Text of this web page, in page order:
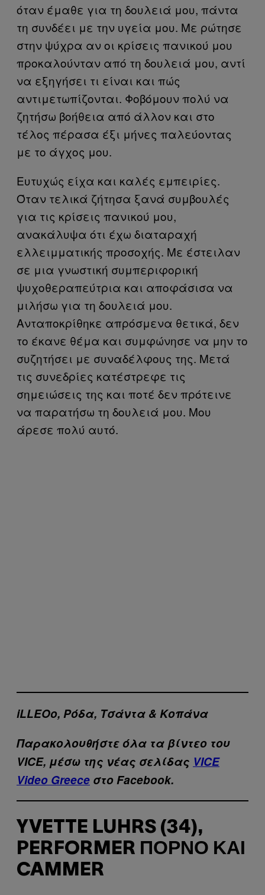
όταν έμαθε για τη δουλειά μου, πάντα
τη συνδέει με την υγεία μου. Με ρώτησε
στην ψύχρα αν οι κρίσεις πανικού μου
προκαλούνταν από τη δουλειά μου, αντί
να εξηγήσει τι είναι και πώς
αντιμετωπίζονται. Φοβόμουν πολύ να
ζητήσω βοήθεια από άλλον και στο
τέλος πέρασα έξι μήνες παλεύοντας
με το άγχος μου.
Ευτυχώς είχα και καλές εμπειρίες.
Όταν τελικά ζήτησα ξανά συμβουλές
για τις κρίσεις πανικού μου,
ανακάλυψα ότι έχω διαταραχή
ελλειμματικής προσοχής. Με έστειλαν
σε μια γνωστική συμπεριφορική
ψυχοθεραπεύτρια και αποφάσισα να
μιλήσω για τη δουλειά μου.
Ανταποκρίθηκε απρόσμενα θετικά, δεν
το έκανε θέμα και συμφώνησε να μην το
συζητήσει με συναδέλφους της. Μετά
τις συνεδρίες κατέστρεφε τις
σημειώσεις της και ποτέ δεν πρότεινε
να παρατήσω τη δουλειά μου. Μου
άρεσε πολύ αυτό.
iLLEOο, Ρόδα, Τσάντα & Κοπάνα
Παρακολουθήστε όλα τα βίντεo του
VICE, μέσω της νέας σελίδας VICE
Video Greece στο Facebook.
YVETTE LUHRS (34),
PERFORMER ΠΟΡΝΌ ΚΑΙ
CAMMER